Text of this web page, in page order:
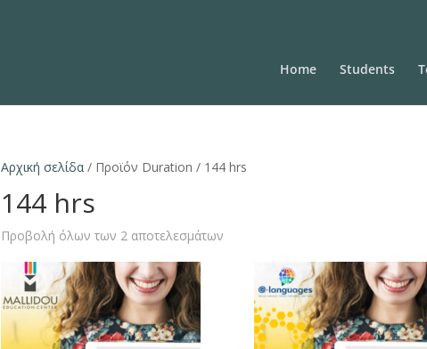
Home Students
Αρχική σελίδα/ Προϊόν Duration / 144 hrs
144 hrs
Προβολή όλων των 2 αποτελεσμάτων